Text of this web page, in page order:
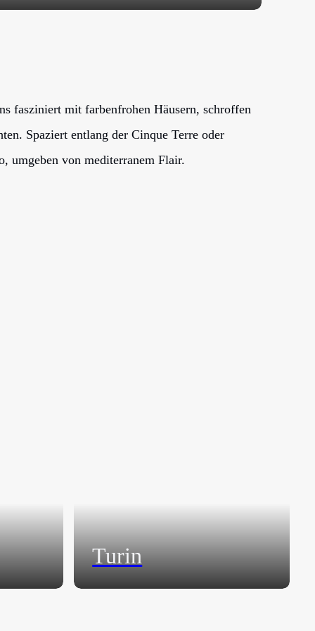
fasziniert mit farbenfrohen Häusern, schroffen
Spaziert entlang der Cinque Terre oder
umgeben von mediterranem Flair.
Turin